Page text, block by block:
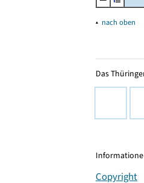
▴ nach oben
Das
Copyright